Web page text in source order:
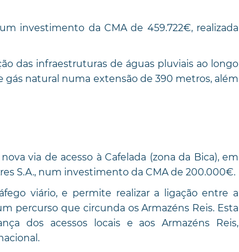
investimento da CMA de 459.722€, realizada
das infraestruturas de águas pluviais ao longo
gás natural numa extensão de 390 metros, além
via de acesso à Cafelada (zona da Bica), em
S.A., num investimento da CMA de 200.000€.
viário, e permite realizar a ligação entre a
percurso que circunda os Armazéns Reis. Esta
dos acessos locais e aos Armazéns Reis,